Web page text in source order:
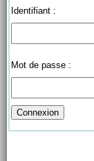
Identifiant :
Mot de passe :